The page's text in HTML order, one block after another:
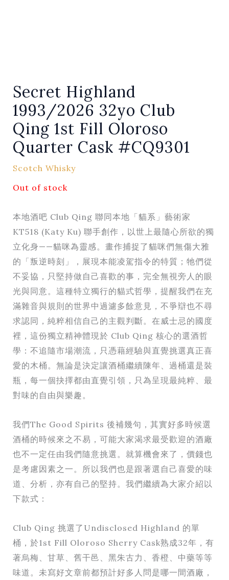
Secret Highland
1993/2026 32yo Club
Qing 1st Fill Oloroso
Quarter Cask #CQ9301
Scotch Whisky
Out of stock
本地酒吧 Club Qing 聯同本地「貓系」藝術家
KT518 (Katy Ku) 聯手創作，以世上最隨心所欲的獨
立化身——貓咪為靈感。畫作捕捉了貓咪們無傷大雅
的「叛逆時刻」，展現本能凌駕指令的特質；牠們從
不妥協，只堅持做自己喜歡的事，完全無視旁人的眼
光與同意。這種特立獨行的貓式哲學，提醒我們在充
滿雜音與規則的世界中過濾多餘意見，不爭辯也不尋
求認同，純粹相信自己的主觀判斷。在威士忌的國度
裡，這份獨立精神體現於 Club Qing 核心的選酒哲
學：不追隨市場潮流，只憑藉經驗與直覺挑選真正喜
愛的木桶。無論是決定讓酒桶繼續陳年、過桶還是裝
瓶，每一個抉擇都由直覺引領，只為呈現最純粹、最
對味的自由與樂趣。
我們The Good Spirits 後補幾句，其實好多時候選
酒桶的時候來之不易，可能大家渴求最受歡迎的酒廠
也不一定任由我們隨意挑選。就算機會來了，價錢也
是考慮因素之一。所以我們也是跟著選自己喜愛的味
道、分析，亦有自己的堅持。我們繼續為大家介紹以
下款式：
Club Qing 挑選了Undisclosed Highland 的單
桶，於1st Fill Oloroso Sherry Cask熟成32年，有
著烏梅、甘草、舊干邑、黑朱古力、香橙、中藥等等
味道。未寫好文章前都預計好多人問是哪一間酒廠，